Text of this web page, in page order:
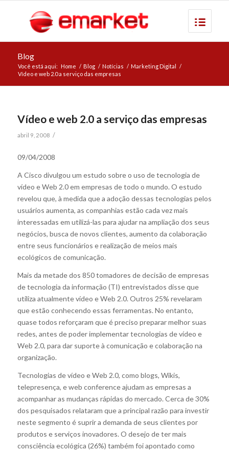
Blog
Você está aqui: Home / Blog / Notícias / Marketing Digital /
Vídeo e web 2.0 a serviço das empresas
Vídeo e web 2.0 a serviço das empresas
abril 9, 2008 /
09/04/2008
A Cisco divulgou um estudo sobre o uso de tecnologia de
vídeo e Web 2.0 em empresas de todo o mundo. O estudo
revelou que, à medida que a adoção dessas tecnologias pelos
usuários aumenta, as companhias estão cada vez mais
interessadas em utilizá-las para ajudar na ampliação dos seus
negócios, busca de novos clientes, aumento da colaboração
entre seus funcionários e realização de meios mais
ecológicos de comunicação.
Mais da metade dos 850 tomadores de decisão de empresas
de tecnologia da informação (TI) entrevistados disse que
utiliza atualmente vídeo e Web 2.0. Outros 25% revelaram
que estão conhecendo essas ferramentas. No entanto,
quase todos reforçaram que é preciso preparar melhor suas
redes, antes de poder implementar tecnologias de vídeo e
Web 2.0, para dar suporte à comunicação e colaboração na
organização.
Tecnologias de vídeo e Web 2.0, como blogs, Wikis,
telepresença, e web conference ajudam as empresas a
acompanhar as mudanças rápidas do mercado. Cerca de 30%
dos pesquisados relataram que a principal razão para investir
neste segmento é suprir a demanda de seus clientes por
produtos e serviços inovadores. O desejo de ter mais
consciência ecológica (26%) também foi apontado como